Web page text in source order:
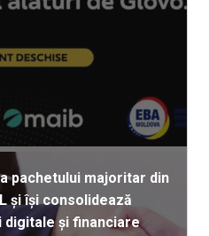
pachetului majoritar din
și își consolidează
și financiare